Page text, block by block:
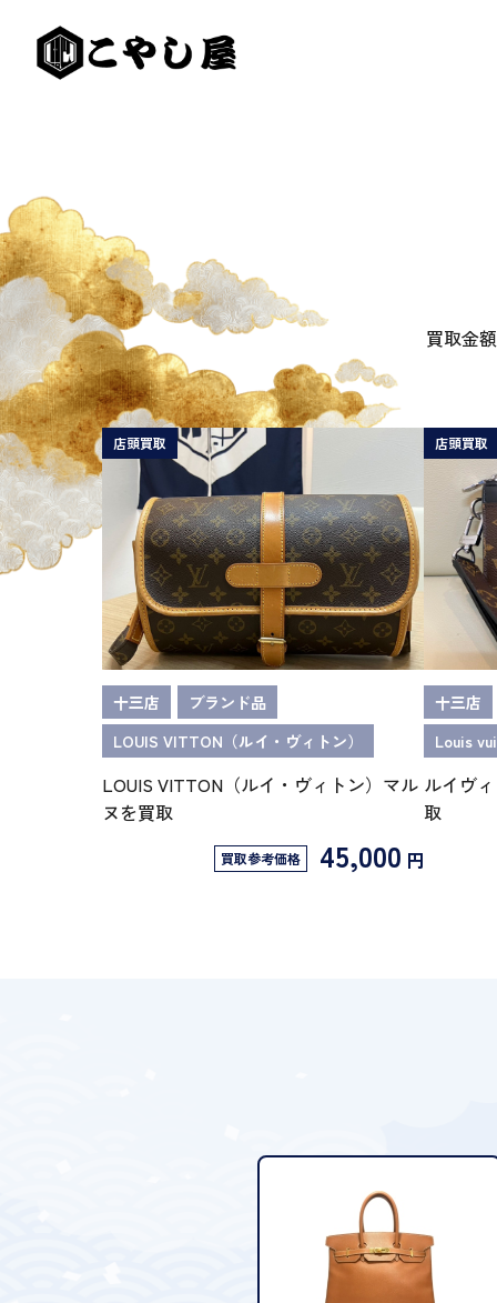
買取金
店頭買取
十三店
ブランド品
LOUIS VITTON（ルイ・ヴィトン）
LOUIS VITTON（ルイ・ヴィトン）マル
ヌを買取
買取参考価格 45,000 円
店頭買取
十三店
Louis
ルイヴ
取